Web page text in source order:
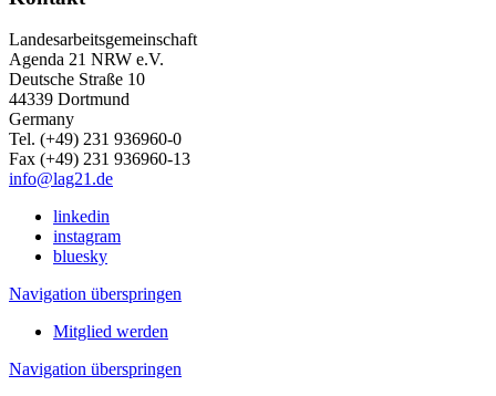
Landesarbeitsgemeinschaft
Agenda 21 NRW e.V.
Deutsche Straße 10
44339 Dortmund
Germany
Tel. (+49) 231 936960-0
Fax (+49) 231 936960-13
info@lag21.de
linkedin
instagram
bluesky
Navigation überspringen
Mitglied werden
Navigation überspringen